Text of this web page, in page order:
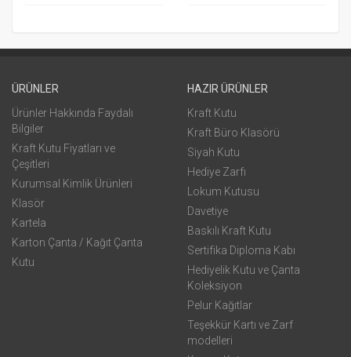
ÜRÜNLER
Ürünler Hakkında Faydalı
Bilgiler
Kraft Kutu Fiyatları ve
Çeşitleri
Kurumsal Kimlik Ürünleri
Klasör
Kartela
Karton Çanta / Kağıt Çanta
Kutu
HAZIR ÜRÜNLER
Kraft Kutu
Kraft Büro Klasörü
Siyah Kutu
Hediye Zarfı
Lokum Kutusu
Davetiye
Baskılı Kraft Kutu
Sertifika Diploma Kabı
Hediyelik Kutu ve Çanta
Koleksiyon
Pelur Kağıtlar
Teşekkür Kartı ve Zarf
modelleri